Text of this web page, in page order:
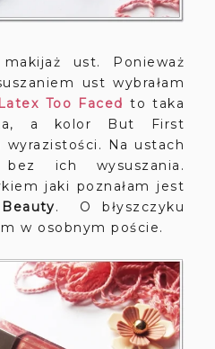
ust. Ponieważ
ust wybrałam
Too Faced to taka
a kolor But First
Na ustach
bez ich wysuszania.
jaki poznałam jest
. O błyszczyku
w osobnym poście.